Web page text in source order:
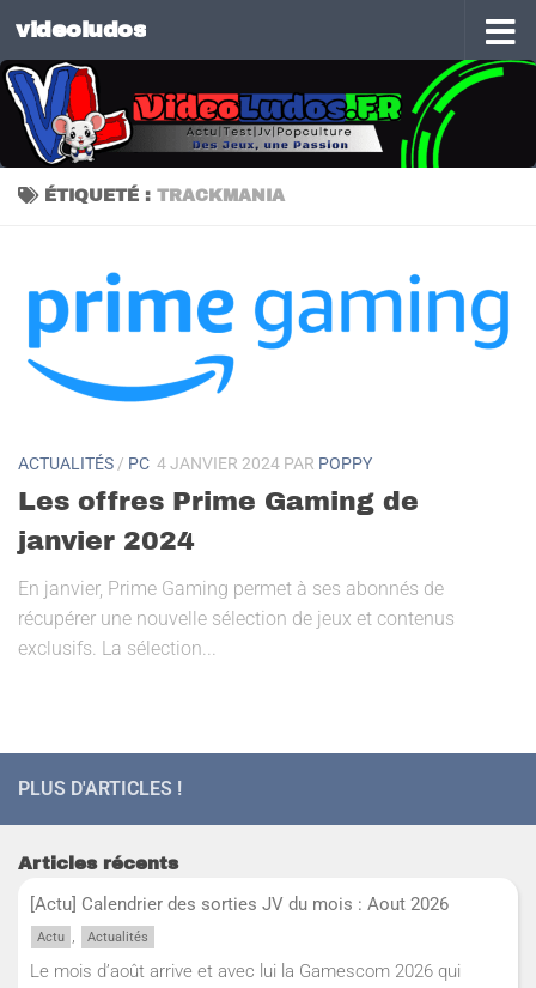
Skip to content
videoludos
ÉTIQUETÉ : TRACKMANIA
ACTUALITÉS / PC 4 JANVIER 2024 PAR POPPY
Les offres Prime Gaming de
janvier 2024
En janvier, Prime Gaming permet à ses abonnés de
récupérer une nouvelle sélection de jeux et contenus
exclusifs. La sélection...
PLUS D'ARTICLES !
Articles récents
[Actu] Calendrier des sorties JV du mois : Aout 2026
Actu , Actualités
Le mois d’août arrive et avec lui la Gamescom 2026 qui